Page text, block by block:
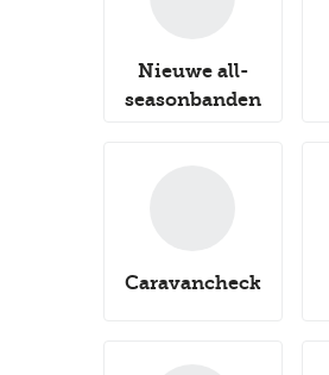
Nieuwe all-
seasonbanden
Caravancheck